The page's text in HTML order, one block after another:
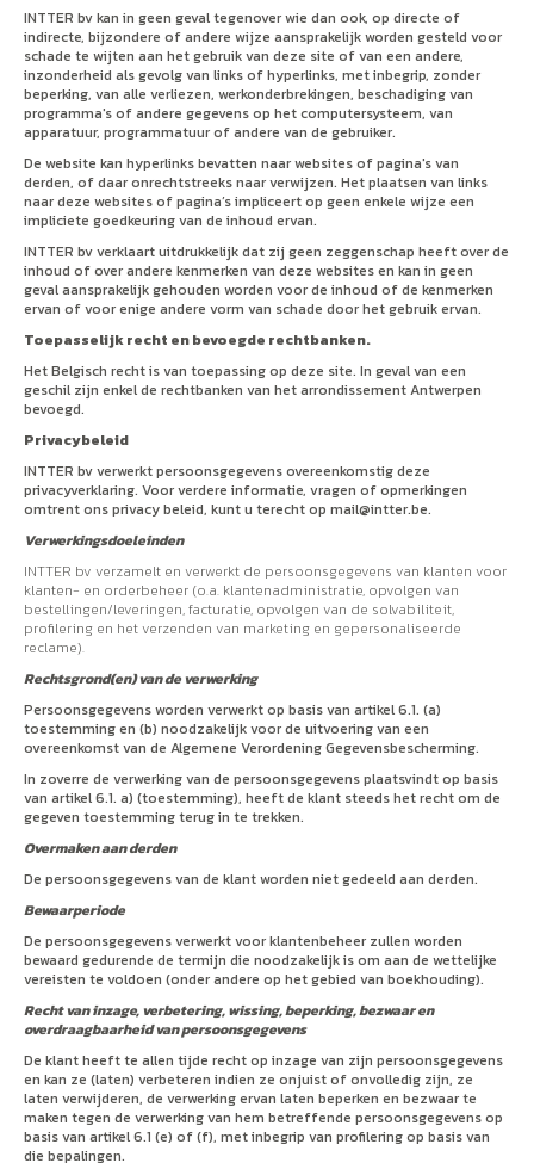
INTTER bv kan in geen geval tegenover wie dan ook, op directe of
indirecte, bijzondere of andere wijze aansprakelijk worden gesteld voor
schade te wijten aan het gebruik van deze site of van een andere,
inzonderheid als gevolg van links of hyperlinks, met inbegrip, zonder
beperking, van alle verliezen, werkonderbrekingen, beschadiging van
programma's of andere gegevens op het computersysteem, van
apparatuur, programmatuur of andere van de gebruiker.
De website kan hyperlinks bevatten naar websites of pagina's van
derden, of daar onrechtstreeks naar verwijzen. Het plaatsen van links
naar deze websites of pagina’s impliceert op geen enkele wijze een
impliciete goedkeuring van de inhoud ervan.
INTTER bv verklaart uitdrukkelijk dat zij geen zeggenschap heeft over de
inhoud of over andere kenmerken van deze websites en kan in geen
geval aansprakelijk gehouden worden voor de inhoud of de kenmerken
ervan of voor enige andere vorm van schade door het gebruik ervan.
Toepasselijk recht en bevoegde rechtbanken.
Het Belgisch recht is van toepassing op deze site. In geval van een
geschil zijn enkel de rechtbanken van het arrondissement Antwerpen
bevoegd.
Privacybeleid
INTTER bv verwerkt persoonsgegevens overeenkomstig deze
privacyverklaring. Voor verdere informatie, vragen of opmerkingen
omtrent ons privacy beleid, kunt u terecht op mail@intter.be.
Verwerkingsdoeleinden
INTTER bv verzamelt en verwerkt de persoonsgegevens van klanten voor
klanten- en orderbeheer (o.a. klantenadministratie, opvolgen van
bestellingen/leveringen, facturatie, opvolgen van de solvabiliteit,
profilering en het verzenden van marketing en gepersonaliseerde
reclame).
Rechtsgrond(en) van de verwerking
Persoonsgegevens worden verwerkt op basis van artikel 6.1. (a)
toestemming en (b) noodzakelijk voor de uitvoering van een
overeenkomst van de Algemene Verordening Gegevensbescherming.
In zoverre de verwerking van de persoonsgegevens plaatsvindt op basis
van artikel 6.1. a) (toestemming), heeft de klant steeds het recht om de
gegeven toestemming terug in te trekken.
Overmaken aan derden
De persoonsgegevens van de klant worden niet gedeeld aan derden.
Bewaarperiode
De persoonsgegevens verwerkt voor klantenbeheer zullen worden
bewaard gedurende de termijn die noodzakelijk is om aan de wettelijke
vereisten te voldoen (onder andere op het gebied van boekhouding).
Recht van inzage, verbetering, wissing, beperking, bezwaar en
overdraagbaarheid van persoonsgegevens
De klant heeft te allen tijde recht op inzage van zijn persoonsgegevens
en kan ze (laten) verbeteren indien ze onjuist of onvolledig zijn, ze
laten verwijderen, de verwerking ervan laten beperken en bezwaar te
maken tegen de verwerking van hem betreffende persoonsgegevens op
basis van artikel 6.1 (e) of (f), met inbegrip van profilering op basis van
die bepalingen.